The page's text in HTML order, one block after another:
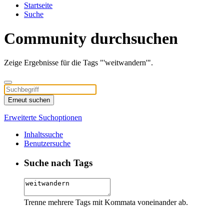
Startseite
Suche
Community durchsuchen
Zeige Ergebnisse für die Tags "'weitwandern'".
Erneut suchen
Erweiterte Suchoptionen
Inhaltssuche
Benutzersuche
Suche nach Tags
Trenne mehrere Tags mit Kommata voneinander ab.